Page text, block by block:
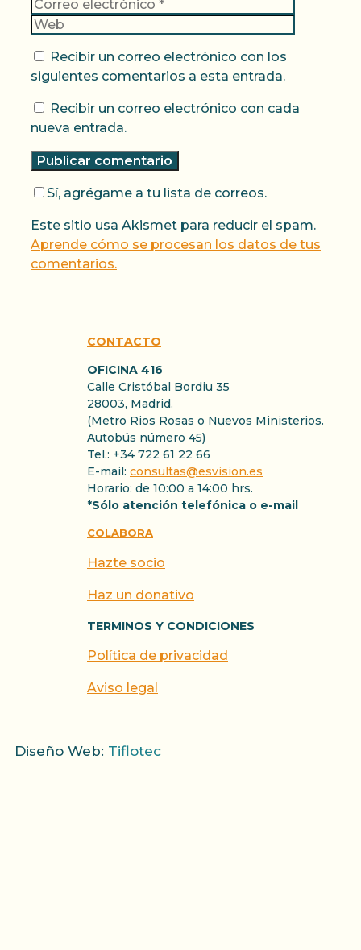
Recibir un correo electrónico con los
siguientes comentarios a esta entrada.
Recibir un correo electrónico con cada
nueva entrada.
Sí, agrégame a tu lista de correos.
Este sitio usa Akismet para reducir el spam.
Aprende cómo se procesan los datos de tus
comentarios.
CONTACTO
OFICINA 416
Calle Cristóbal Bordiu 35
28003, Madrid.
(Metro Rios Rosas o Nuevos Ministerios.
Autobús número 45)
Tel.: +34 722 61 22 66
E-mail: consultas@esvision.es
Horario: de 10:00 a 14:00 hrs.
*Sólo atención telefónica o e-mail
COLABORA
Hazte socio
Haz un donativo
TERMINOS Y CONDICIONES
Política de privacidad
Aviso legal
Diseño Web: Tiflotec